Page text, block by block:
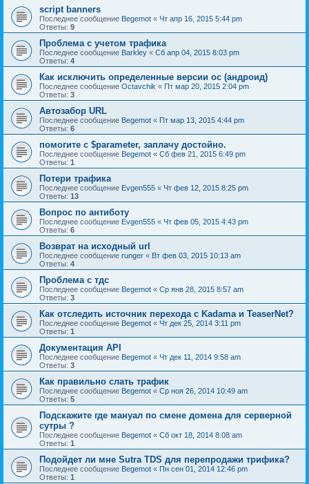
script banners
Последнее сообщение Begemot « Чт апр 16, 2015 5:44 pm
Ответы: 9
Проблема с учетом трафика
Последнее сообщение Barkley « Сб апр 04, 2015 8:03 pm
Ответы: 4
Как исключить определенные версии ос (андроид)
Последнее сообщение Octavchik « Пт мар 20, 2015 2:04 pm
Ответы: 3
Автозабор URL
Последнее сообщение Begemot « Пт мар 13, 2015 4:44 pm
Ответы: 6
помогите с $parameter, заплачу достойно.
Последнее сообщение Begemot « Сб фев 21, 2015 6:49 pm
Ответы: 1
Потери трафика
Последнее сообщение Evgen555 « Чт фев 12, 2015 8:25 pm
Ответы: 13
Вопрос по антиботу
Последнее сообщение Evgen555 « Чт фев 05, 2015 4:43 pm
Ответы: 6
Возврат на исходный url
Последнее сообщение runger « Вт фев 03, 2015 10:13 am
Ответы: 4
Проблема с тдс
Последнее сообщение Begemot « Ср янв 28, 2015 8:57 am
Ответы: 3
Как отследить источник перехода с Kadama и TeaserNet?
Последнее сообщение Begemot « Чт дек 25, 2014 3:11 pm
Ответы: 1
Документация API
Последнее сообщение Begemot « Чт дек 11, 2014 9:58 am
Ответы: 3
Как правильно слать трафик
Последнее сообщение Begemot « Ср ноя 26, 2014 10:49 am
Ответы: 5
Подскажите где мануал по смене домена для серверной
сутры ?
Последнее сообщение Begemot « Сб окт 18, 2014 8:08 am
Ответы: 1
Подойдет ли мне Sutra TDS для перепродажи трифика?
Последнее сообщение Begemot « Пн сен 01, 2014 12:46 pm
Ответы: 1